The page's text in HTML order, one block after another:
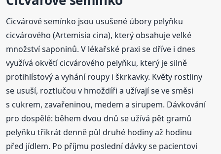
Cicvárové semínko jsou usušené úbory pelyňku
cicvárového (Artemisia cina), který obsahuje velké
množství saponinů. V lékařské praxi se dříve i dnes
využívá okvětí cicvárového pelyňku, který je silně
protihlístový a vyhání roupy i škrkavky. Květy rostliny
se usuší, roztlučou v hmoždíři a užívají se ve směsi
s cukrem, zavařeninou, medem a sirupem. Dávkování
pro dospělé: během dvou dnů se užívá pět gramů
pelyňku třikrát denně půl druhé hodiny až hodinu
před jídlem. Po příjmu poslední dávky se pacientovi